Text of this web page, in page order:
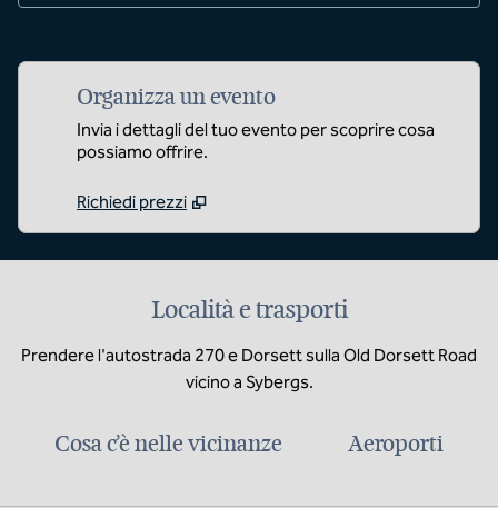
Organizza un evento
Invia i dettagli del tuo evento per scoprire cosa
possiamo offrire.
Richiedi prezzi
Località e trasporti
Prendere l'autostrada 270 e Dorsett sulla Old Dorsett Road
vicino a Sybergs.
Cosa c’è nelle vicinanze Aeroporti